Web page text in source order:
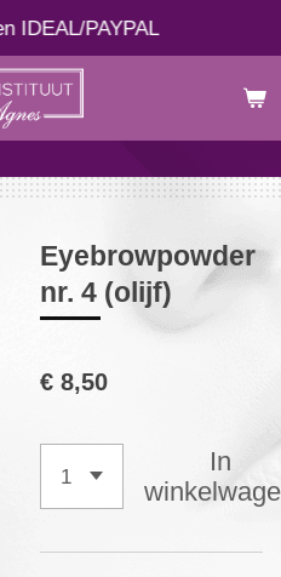
IDEAL/PAYPAL
Eyebrowpowder
nr. 4 (olijf)
€ 8,50
In